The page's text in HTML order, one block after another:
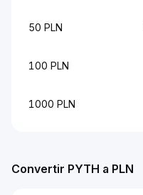
Convertir PYTH a PLN
50 PLN
100 PLN
1000 PLN